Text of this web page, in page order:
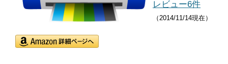
レビュー6件
（2014/11/14現在）